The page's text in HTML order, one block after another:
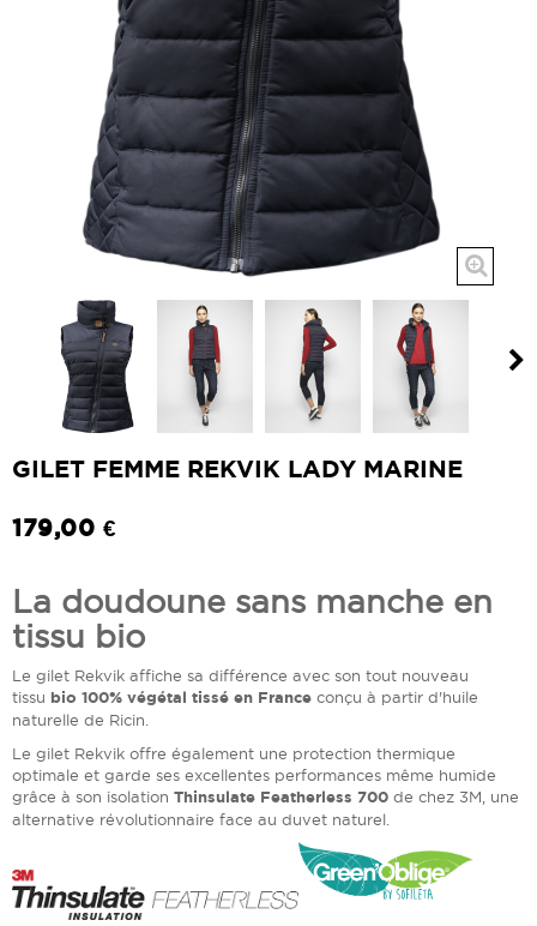
GILET FEMME REKVIK LADY MARINE
179,00 €
La doudoune sans manche en
tissu bio
Le gilet Rekvik affiche sa différence avec son tout nouveau
tissu bio 100% végétal tissé en France conçu à partir d'huile
naturelle de Ricin.
Le gilet Rekvik offre également une protection thermique
optimale et garde ses excellentes performances même humide
grâce à son isolation Thinsulate Featherless 700 de chez 3M, une
alternative révolutionnaire face au duvet naturel.